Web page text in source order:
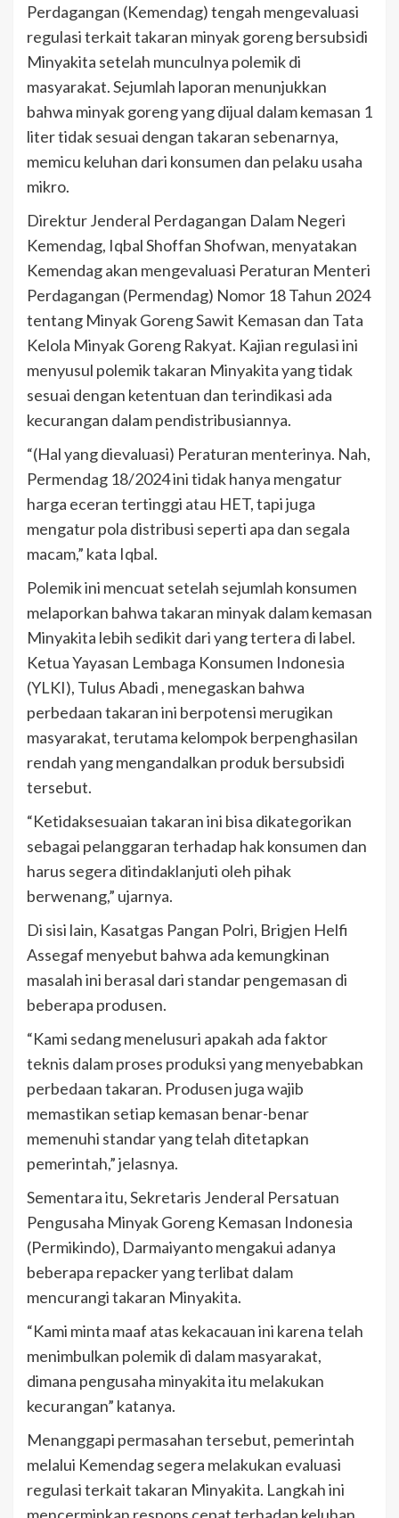
Perdagangan (Kemendag) tengah mengevaluasi
regulasi terkait takaran minyak goreng bersubsidi
Minyakita setelah munculnya polemik di
masyarakat. Sejumlah laporan menunjukkan
bahwa minyak goreng yang dijual dalam kemasan 1
liter tidak sesuai dengan takaran sebenarnya,
memicu keluhan dari konsumen dan pelaku usaha
mikro.
Direktur Jenderal Perdagangan Dalam Negeri
Kemendag, Iqbal Shoffan Shofwan, menyatakan
Kemendag akan mengevaluasi Peraturan Menteri
Perdagangan (Permendag) Nomor 18 Tahun 2024
tentang Minyak Goreng Sawit Kemasan dan Tata
Kelola Minyak Goreng Rakyat. Kajian regulasi ini
menyusul polemik takaran Minyakita yang tidak
sesuai dengan ketentuan dan terindikasi ada
kecurangan dalam pendistribusiannya.
“(Hal yang dievaluasi) Peraturan menterinya. Nah,
Permendag 18/2024 ini tidak hanya mengatur
harga eceran tertinggi atau HET, tapi juga
mengatur pola distribusi seperti apa dan segala
macam,” kata Iqbal.
Polemik ini mencuat setelah sejumlah konsumen
melaporkan bahwa takaran minyak dalam kemasan
Minyakita lebih sedikit dari yang tertera di label.
Ketua Yayasan Lembaga Konsumen Indonesia
(YLKI), Tulus Abadi , menegaskan bahwa
perbedaan takaran ini berpotensi merugikan
masyarakat, terutama kelompok berpenghasilan
rendah yang mengandalkan produk bersubsidi
tersebut.
“Ketidaksesuaian takaran ini bisa dikategorikan
sebagai pelanggaran terhadap hak konsumen dan
harus segera ditindaklanjuti oleh pihak
berwenang,” ujarnya.
Di sisi lain, Kasatgas Pangan Polri, Brigjen Helfi
Assegaf menyebut bahwa ada kemungkinan
masalah ini berasal dari standar pengemasan di
beberapa produsen.
“Kami sedang menelusuri apakah ada faktor
teknis dalam proses produksi yang menyebabkan
perbedaan takaran. Produsen juga wajib
memastikan setiap kemasan benar-benar
memenuhi standar yang telah ditetapkan
pemerintah,” jelasnya.
Sementara itu, Sekretaris Jenderal Persatuan
Pengusaha Minyak Goreng Kemasan Indonesia
(Permikindo), Darmaiyanto mengakui adanya
beberapa repacker yang terlibat dalam
mencurangi takaran Minyakita.
“Kami minta maaf atas kekacauan ini karena telah
menimbulkan polemik di dalam masyarakat,
dimana pengusaha minyakita itu melakukan
kecurangan” katanya.
Menanggapi permasahan tersebut, pemerintah
melalui Kemendag segera melakukan evaluasi
regulasi terkait takaran Minyakita. Langkah ini